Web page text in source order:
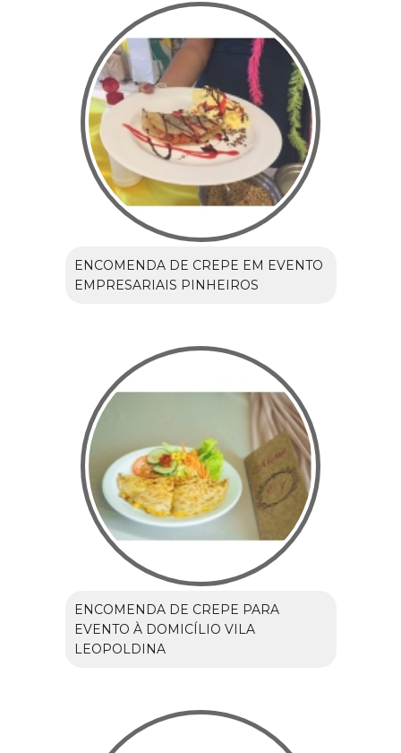
ENCOMENDA DE CREPE EM EVENTO
EMPRESARIAIS PINHEIROS
ENCOMENDA DE CREPE PARA
EVENTO À DOMICÍLIO VILA
LEOPOLDINA